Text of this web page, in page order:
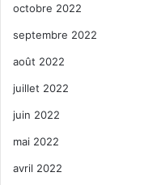
octobre 2022
septembre 2022
août 2022
juillet 2022
juin 2022
mai 2022
avril 2022